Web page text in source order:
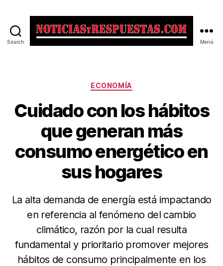
Search Menú
Categorías
ECONOMÍA
Cuidado con los hábitos
que generan más
consumo energético en
sus hogares
La alta demanda de energía está impactando
en referencia al fenómeno del cambio
climático, razón por la cual resulta
fundamental y prioritario promover mejores
hábitos de consumo principalmente en los